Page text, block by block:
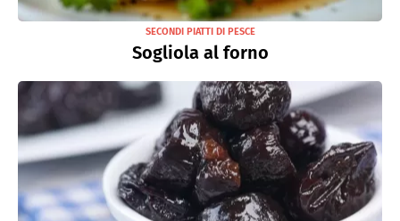
SECONDI PIATTI DI PESCE
Sogliola al forno